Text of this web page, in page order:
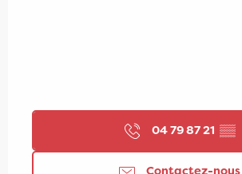
04 79 87 21 ▒▒
Contactez-nous